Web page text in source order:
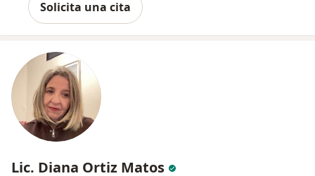
Solicita una cita
Lic. Diana Ortiz Matos